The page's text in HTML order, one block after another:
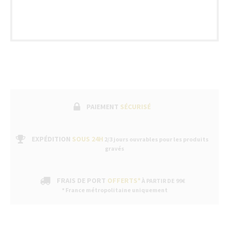
PAIEMENT SÉCURISÉ
EXPÉDITION SOUS 24H 2/3 jours ouvrables pour les produits
gravés
FRAIS DE PORT OFFERTS* À PARTIR DE 99€
* France métropolitaine uniquement